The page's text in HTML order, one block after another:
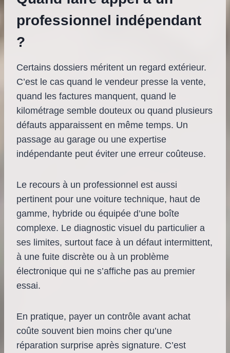
professionnel indépendant
?
Certains dossiers méritent un regard extérieur.
C’est le cas quand le vendeur presse la vente,
quand les factures manquent, quand le
kilométrage semble douteux ou quand plusieurs
défauts apparaissent en même temps. Un
passage au garage ou une expertise
indépendante peut éviter une erreur coûteuse.
Le recours à un professionnel est aussi
pertinent pour une voiture technique, haut de
gamme, hybride ou équipée d’une boîte
complexe. Le diagnostic visuel du particulier a
ses limites, surtout face à un défaut intermittent,
à une fuite discrète ou à un problème
électronique qui ne s’affiche pas au premier
essai.
En pratique, payer un contrôle avant achat
coûte souvent bien moins cher qu’une
réparation surprise après signature. C’est